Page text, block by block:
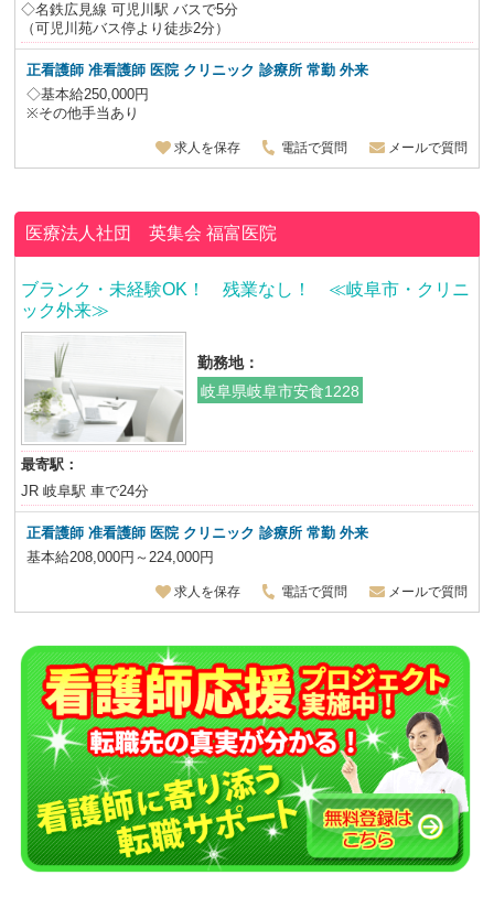
◇名鉄広見線 可児川駅 バスで5分
（可児川苑バス停より徒歩2分）
正看護師 准看護師 医院 クリニック 診療所 常勤 外来
◇基本給250,000円
※その他手当あり
求人を保存 電話で質問 メールで質問
医療法人社団 英集会福富医院
ブランク・未経験OK！ 残業なし！ ≪岐阜市・クリニ
ック外来≫
勤務地：
岐阜県岐阜市安食1228
最寄駅：
JR 岐阜駅 車で24分
正看護師 准看護師 医院 クリニック 診療所 常勤 外来
基本給208,000円～224,000円
求人を保存 電話で質問 メールで質問